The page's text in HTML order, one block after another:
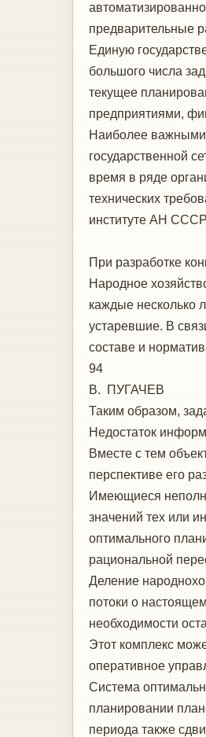
предварительные
Единую
большого числа
текущее
предприятиями,
Наиболее важными
государственной
время в ряде
технических
институте АН
*
При разработке
Народное
каждые несколько
устаревшие. В
составе и
94
В. ПУГАЧЕВ
Таким образом,
Недостаток
Вместе с тем
перспективе его
Имеющиеся
значений тех или
оптимального
рациональной
Деление
потоки о
необходимости
Этот комплекс
оперативное
Система
планировании
периода также